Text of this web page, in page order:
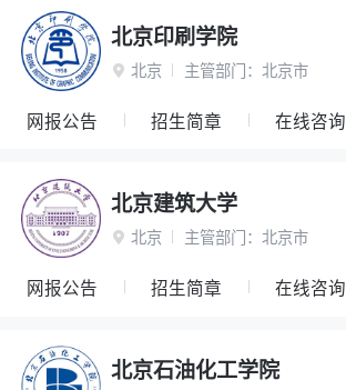
北京印刷学院
 北京 主管部门： 北京市
网报公告 招生简章 在线咨询
北京建筑大学
 北京 主管部门： 北京市
网报公告 招生简章 在线咨询
北京石油化工学院